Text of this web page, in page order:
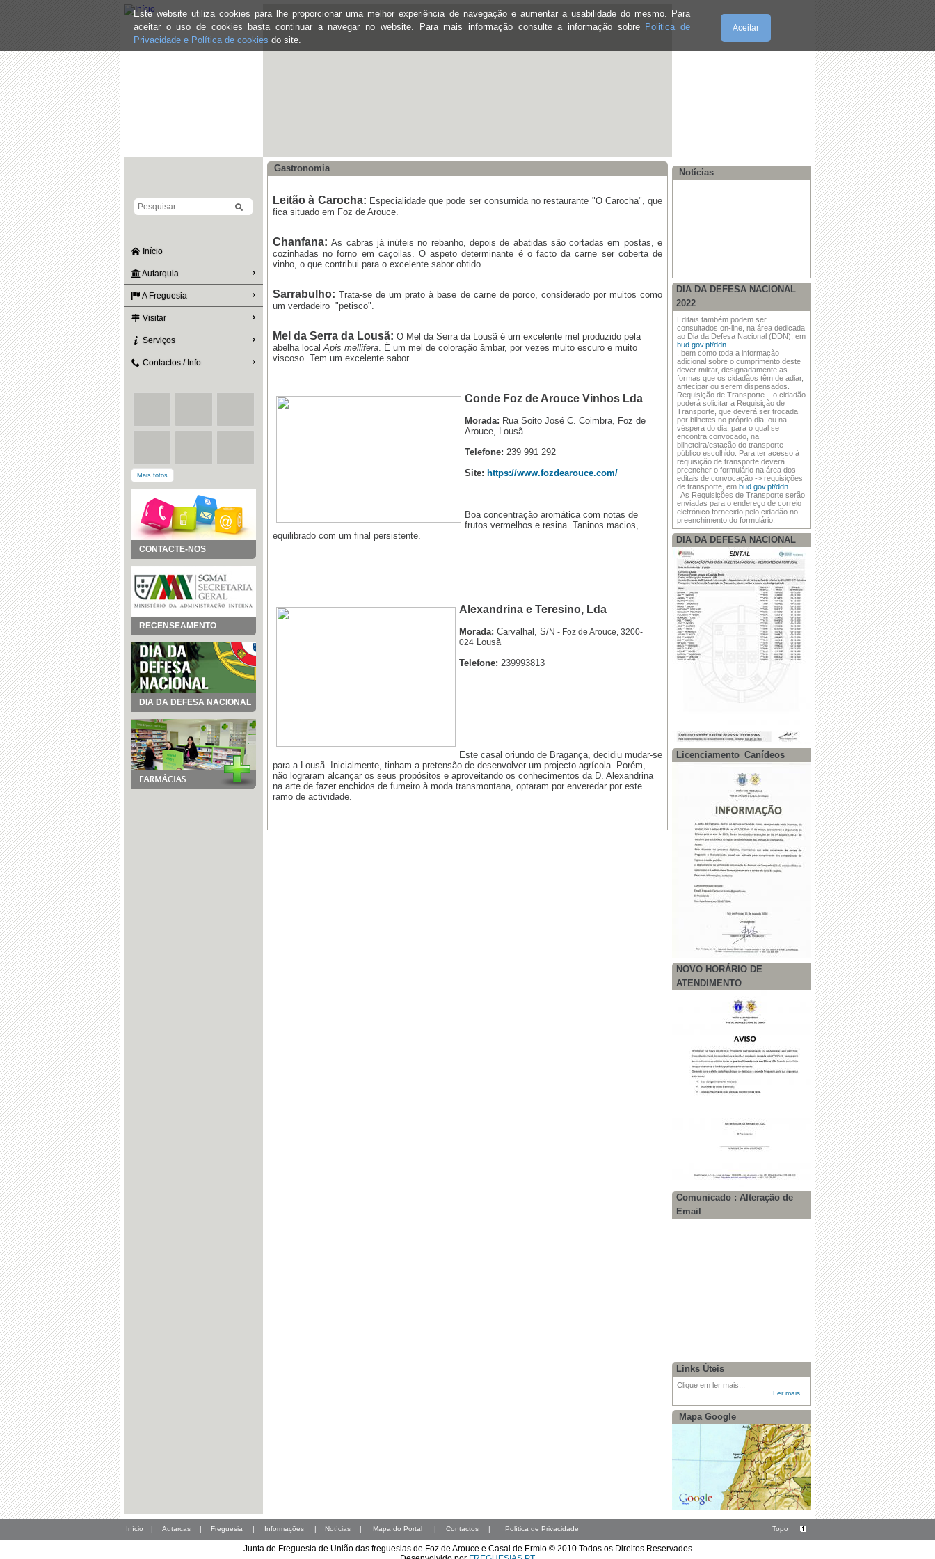
Este website utiliza cookies para lhe proporcionar uma melhor experiência de navegação e aumentar a usabilidade do mesmo. Para
aceitar o uso de cookies basta continuar a navegar no website. Para mais informação consulte a informação sobre Politica de
Privacidade e Política de cookies do site.
Aceitar
Início
Autarquia
A Freguesia
Visitar
Serviços
Contactos / Info
Mais fotos
CONTACTE-NOS
RECENSEAMENTO
DIA DA DEFESA NACIONAL
Gastronomia
Leitão à Carocha: Especialidade que pode ser consumida no restaurante "O Carocha", que
fica situado em Foz de Arouce.
Chanfana: As cabras já inúteis no rebanho, depois de abatidas são cortadas em postas, e
cozinhadas no forno em caçoilas. O aspeto determinante é o facto da carne ser coberta de
vinho, o que contribui para o excelente sabor obtido.
Sarrabulho: Trata-se de um prato à base de carne de porco, considerado por muitos como
um verdadeiro "petisco".
Mel da Serra da Lousã: O Mel da Serra da Lousã é um excelente mel produzido pela
abelha localApis mellifera. É um mel de coloração âmbar, por vezes muito escuro e muito
viscoso. Tem um excelente sabor.
Conde Foz de Arouce Vinhos Lda
Morada: Rua Soito José C. Coimbra, Foz de
Arouce, Lousã
Telefone: 239 991 292
Site: https://www.fozdearouce.com/
Boa concentração aromática com notas de
frutos vermelhos e resina. Taninos macios,
equilibrado com um final persistente.
Alexandrina e Teresino, Lda
Morada: Carvalhal, S/N - Foz de Arouce, 3200-
024 Lousã
Telefone: 239993813
Este casal oriundo de Bragança, decidiu mudar-se
para a Lousã. Inicialmente, tinham a pretensão de desenvolver um projecto agrícola. Porém,
não lograram alcançar os seus propósitos e aproveitando os conhecimentos da D. Alexandrina
na arte de fazer enchidos de fumeiro à moda transmontana, optaram por enveredar por este
ramo de actividade.
Notícias
·REUNIÃO DE ASSEMBLEIA DE
FREGUESIA
DIA DA DEFESA NACIONAL
2022
Editais também podem ser
consultados on-line, na área dedicada
ao Dia da Defesa Nacional (DDN), em
bud.gov.pt/ddn
, bem como toda a informação
adicional sobre o cumprimento deste
dever militar, designadamente as
formas que os cidadãos têm de adiar,
antecipar ou serem dispensados.
Requisição de Transporte – o cidadão
poderá solicitar a Requisição de
Transporte, que deverá ser trocada
por bilhetes no próprio dia, ou na
véspera do dia, para o qual se
encontra convocado, na
bilheteira/estação do transporte
público escolhido. Para ter acesso à
requisição de transporte deverá
preencher o formulário na área dos
editais de convocação -> requisições
de transporte, em bud.gov.pt/ddn
. As Requisições de Transporte serão
enviadas para o endereço de correio
eletrónico fornecido pelo cidadão no
preenchimento do formulário.
DIA DA DEFESA NACIONAL
Licenciamento_Canídeos
NOVO HORÁRIO DE
ATENDIMENTO
Comunicado : Alteração de
Email
Links Úteis
Clique em ler mais...
Ler mais...
Mapa Google
Início | Autarcas | Freguesia | Informações | Notícias | Mapa do Portal | Contactos | Política de Privacidade Topo
Junta de Freguesia de União das freguesias de Foz de Arouce e Casal de Ermio © 2010 Todos os Direitos Reservados